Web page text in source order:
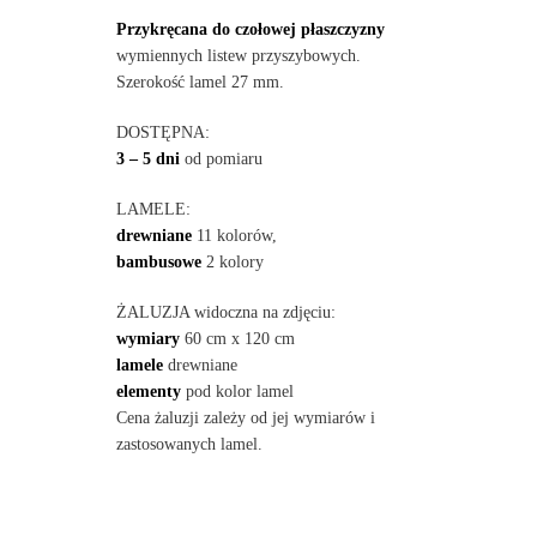
Przykręcana do czołowej płaszczyzny
wymiennych listew przyszybowych.
Szerokość lamel 27 mm.
DOSTĘPNA:
3 – 5 dni od pomiaru
LAMELE:
drewniane11 kolorów,
bambusowe2 kolory
ŻALUZJA widoczna na zdjęciu:
wymiary60 cm x 120 cm
lameledrewniane
elementypod kolor lamel
Cena żaluzji zależy od jej wymiarów i
zastosowanych lamel.